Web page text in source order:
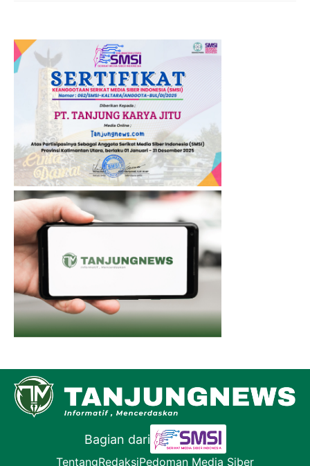
Bagian dari
TentangRedaksiPedoman Media Siber